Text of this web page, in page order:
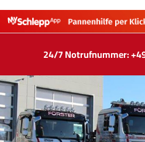
24/7 Notrufnummer: